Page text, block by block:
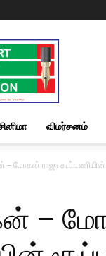
Start
Cut
Action
|
News
&
விமர்சனம்
– மோகன் ராஜா கூட்டணியின்
–